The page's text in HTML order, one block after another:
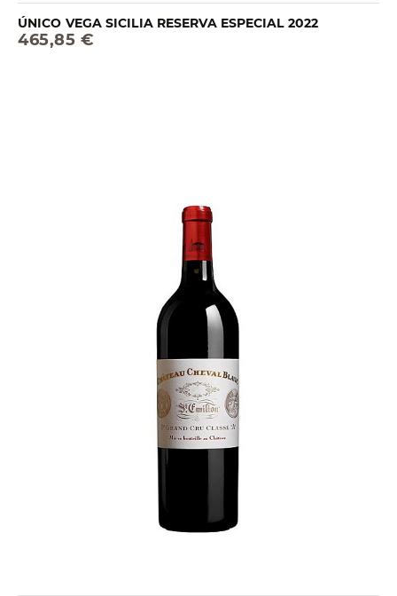
ÚNICO VEGA SICILIA RESERVA ESPECIAL 2022
465,85 €